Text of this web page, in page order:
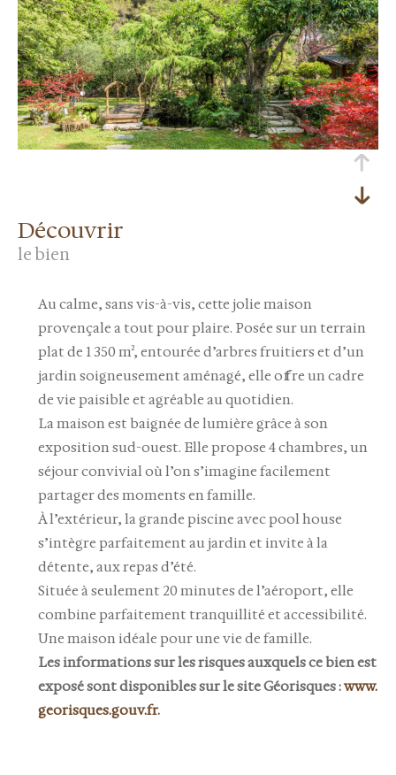
découvrir
le bien
Au calme, sans vis-à-vis, cette jolie maison
provençale a tout pour plaire. Posée sur un terrain
plat de 1 350 m², entourée d’arbres fruitiers et d’un
jardin soigneusement aménagé, elle offre un cadre
de vie paisible et agréable au quotidien.
La maison est baignée de lumière grâce à son
exposition sud-ouest. Elle propose 4 chambres, un
séjour convivial où l’on s’imagine facilement
partager des moments en famille.
À l’extérieur, la grande piscine avec pool house
s’intègre parfaitement au jardin et invite à la
détente, aux repas d’été.
Située à seulement 20 minutes de l’aéroport, elle
combine parfaitement tranquillité et accessibilité.
Une maison idéale pour une vie de famille.
Les informations sur les risques auxquels ce bien est
exposé sont disponibles sur le site Géorisques :www.
georisques.gouv.fr.